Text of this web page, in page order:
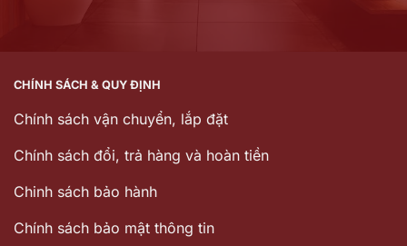
CHÍNH SÁCH & QUY ĐỊNH
Chính sách vận chuyển, lắp đặt
Chính sách đổi, trả hàng và hoàn tiền
Chinh sách bảo hành
Chính sách bảo mật thông tin